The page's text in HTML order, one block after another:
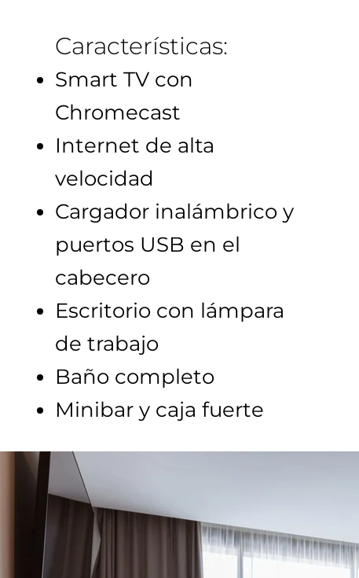
Características:
Smart TV con
Chromecast
Internet de alta
velocidad
Cargador inalámbrico y
puertos USB en el
cabecero
Escritorio con lámpara
de trabajo
Baño completo
Minibar y caja fuerte